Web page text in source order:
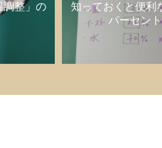
調整」の
知っておくと便利
パーセン